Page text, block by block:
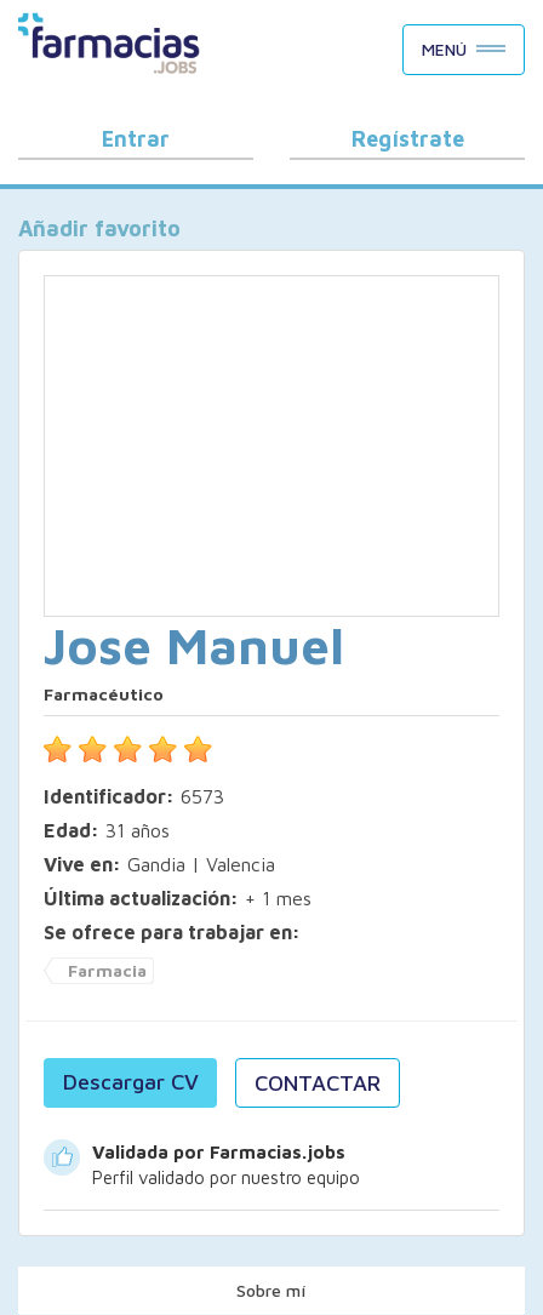
BUSCAR CANDIDATOS
OFERTAS DE EMPLEO
COMO FUNCIONA
PORQUÉ FARMACIAS.JOBS
BLOG
MENÚ
Entrar Regístrate
Añadir favorito
Jose Manuel
Farmacéutico
Identificador: 6573
Edad: 31 años
Vive en: Gandia | Valencia
Última actualización: + 1 mes
Se ofrece para trabajar en:
Farmacia
Descargar CV CONTACTAR
Validada por Farmacias.jobs
Perfil validado por nuestro equipo
Sobre mí